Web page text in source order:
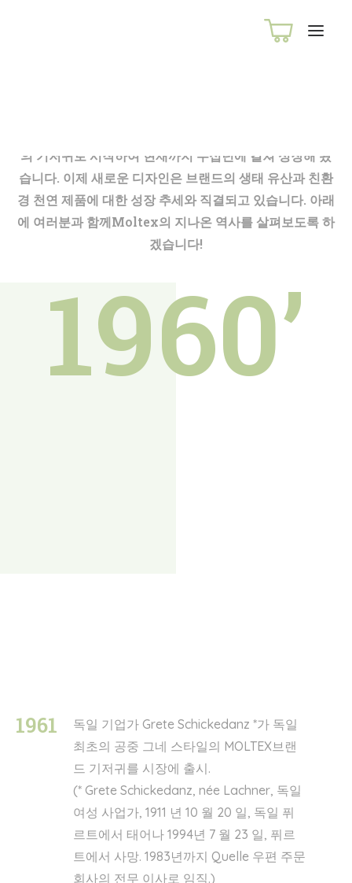
의 기저귀로 시작하여 현재까지 수십년에 걸쳐 성장해 왔
습니다. 이제 새로운 디자인은 브랜드의 생태 유산과 친환
경 천연 제품에 대한 성장 추세와 직결되고 있습니다. 아래
에 여러분과 함께Moltex의 지나온 역사를 살펴보도록 하
겠습니다!
1960’
1961
독일 기업가 Grete Schickedanz *가 독일
최초의 공중 그네 스타일의 MOLTEX브랜
드 기저귀를 시장에 출시.
(* Grete Schickedanz, née Lachner, 독일
여성 사업가, 1911 년 10 월 20 일, 독일 퓌
르트에서 태어나 1994년 7 월 23 일, 퓌르
트에서 사망. 1983년까지 Quelle 우편 주문
회사의 전무 이사로 임직.)